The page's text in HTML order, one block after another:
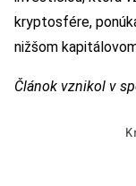
kryptosfére,
nižšom
Článok vznikol v